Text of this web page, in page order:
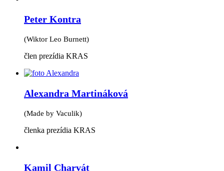
Peter Kontra
(Wiktor Leo Burnett)
člen prezídia KRAS
Alexandra Martináková
(Made by Vaculik)
členka prezídia KRAS
Kamil Charvát